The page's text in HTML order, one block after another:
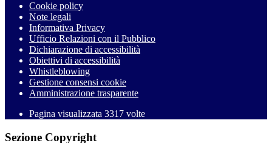
Cookie policy
Note legali
Informativa Privacy
Ufficio Relazioni con il Pubblico
Dichiarazione di accessibilità
Obiettivi di accessibilità
Whistleblowing
Gestione consensi cookie
Amministrazione trasparente
Pagina visualizzata 3317 volte
Sezione Copyright